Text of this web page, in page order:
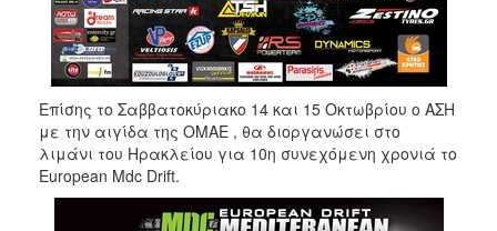
Επίσης το Σαββατοκύριακο 14 και 15 Οκτωβρίου ο ΑΣΗ
με την αιγίδα της ΟΜΑΕ , θα διοργανώσει στο
λιμάνι του Ηρακλείου για 10η συνεχόμενη χρονιά το
European Mdc Drift.